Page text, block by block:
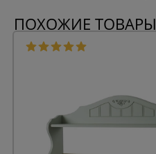
ПОХОЖИЕ ТОВАРЫ